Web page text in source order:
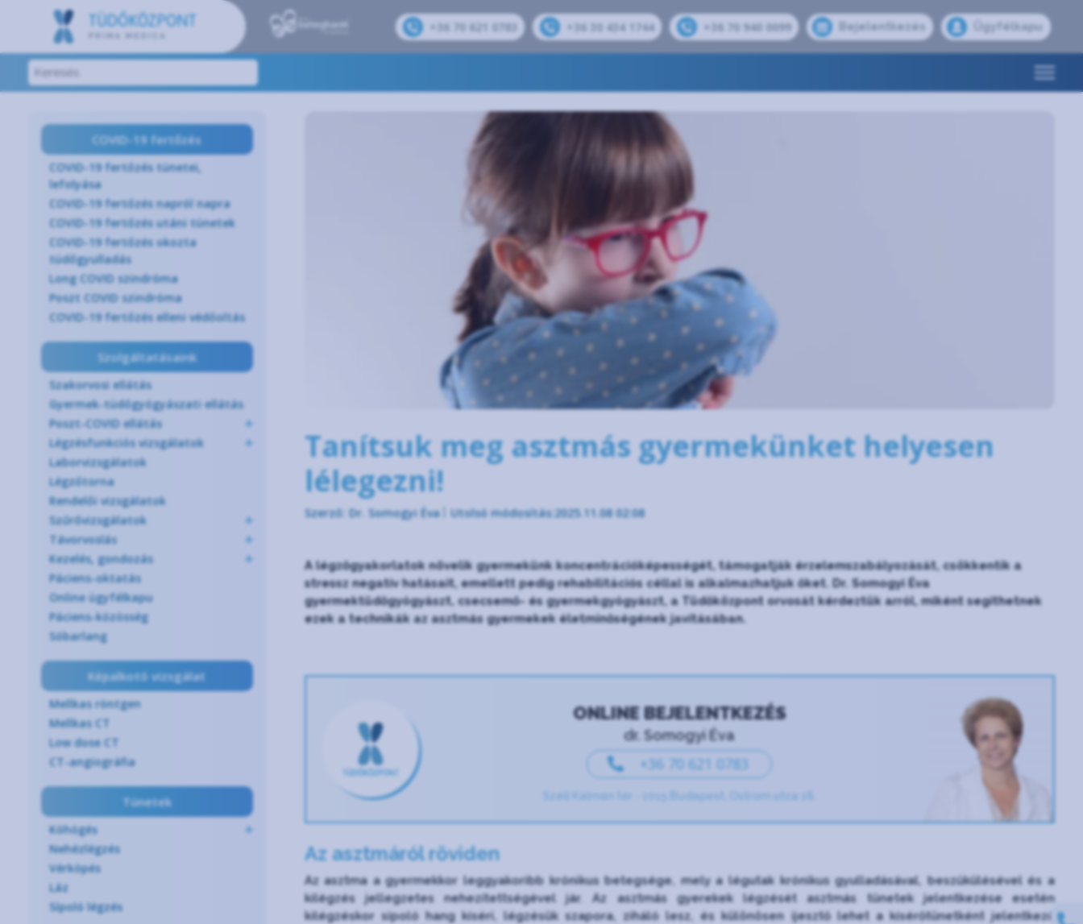
+36 70 621 0783 +36 30 434 1744 +36 70 940 0099 Bejelentkezés Ügyfélkapu
COVID-19 fertőzés
COVID-19 fertőzés tünetei,
lefolyása
COVID-19 fertőzés napról napra
COVID-19 fertőzés utáni tünetek
COVID-19 fertőzés okozta
tüdőgyulladás
Long COVID szindróma
Poszt COVID szindróma
COVID-19 fertőzés elleni védőoltás
Szolgáltatásaink
Szakorvosi ellátás
Gyermek-tüdőgyógyászati ellátás
Poszt-COVID ellátás
Légzésfunkciós vizsgálatok
Laborvizsgálatok
Légzőtorna
Rendelői vizsgálatok
Szűrővizsgálatok
Távorvoslás
Kezelés, gondozás
Páciens-oktatás
Online ügyfélkapu
Páciens-közösség
Sóbarlang
Képalkotó vizsgálat
Mellkas röntgen
Mellkas CT
Low dose CT
CT-angiográfia
Tünetek
Köhögés
Nehézlégzés
Vérköpés
Láz
Sípoló légzés
Tanítsuk meg asztmás gyermekünket helyesen
lélegezni!
Szerző: Dr. Somogyi Éva Utolsó módosítás:2025.11.08 02:08
A légzőgyakorlatok növelik gyermekünk koncentrációképességét, támogatják érzelemszabályozását, csökkentik a
stressz negatív hatásait, emellett pedig rehabilitációs céllal is alkalmazhatjuk őket. Dr. Somogyi Éva
gyermektüdőgyógyászt, csecsemő- és gyermekgyógyászt, a Tüdőközpont orvosát kérdeztük arról, miként segíthetnek
ezek a technikák az asztmás gyermekek életminőségének javításában.
ONLINE BEJELENTKEZÉS
dr. Somogyi Éva
+36 70 621 0783
Széll Kálmán tér - 1015 Budapest, Ostrom utca 16.
Az asztmáról röviden
Az asztma a gyermekkor leggyakoribb krónikus betegsége, mely a légutak krónikus gyulladásával, beszűkülésével és a
kilégzés jellegzetes nehezítettségével jár. Az asztmás gyerekek légzését asztmás tünetek jelentkezése esetén
kilégzéskor sípoló hang kíséri, légzésük szapora, ziháló lesz, és különösen ijesztő lehet a kísérőtünetként jelentkező